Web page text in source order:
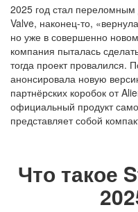
2025 год стал переломным
Valve, наконец-то,
но уже в совершенно
компания пыталась
тогда проект провалился.
анонсировала новую
партнёрских коробок от
официальный продукт
представляет собой
Что такое